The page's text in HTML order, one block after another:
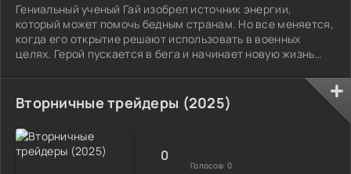
Гениальный ученый Гай изобрел источник энергии,
который может помочь бедным странам. Но все меняется,
когда его открытие решают использовать в военных
целях. Герой пускается в бега и начинает новую жизнь
Он спокойно строит дом и помогает местным. Однако
бывшие работодатели выходят на след Гая и отправляют
за ним боевой отряд. Но они недооценивают героя, ведь
он, обладая умом и изобретательностью, сам становится
опасным оружием и превращает
Вторничные трейдеры (2025)
0
Голосов: 0